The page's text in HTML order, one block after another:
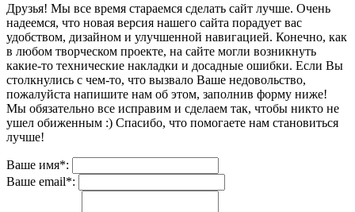
Друзья! Мы все время стараемся сделать сайт лучше. Очень
надеемся, что новая версия нашего сайта порадует вас
удобством, дизайном и улучшенной навигацией. Конечно, как
в любом творческом проекте, на сайте могли возникнуть
какие-то технические накладки и досадные ошибки. Если Вы
столкнулись с чем-то, что вызвало Ваше недовольство,
пожалуйста напишите нам об этом, заполнив форму ниже!
Мы обязательно все исправим и сделаем так, чтобы никто не
ушел обиженным :) Спасибо, что помогаете нам становиться
лучше!
Ваше имя*:
Ваше email*: